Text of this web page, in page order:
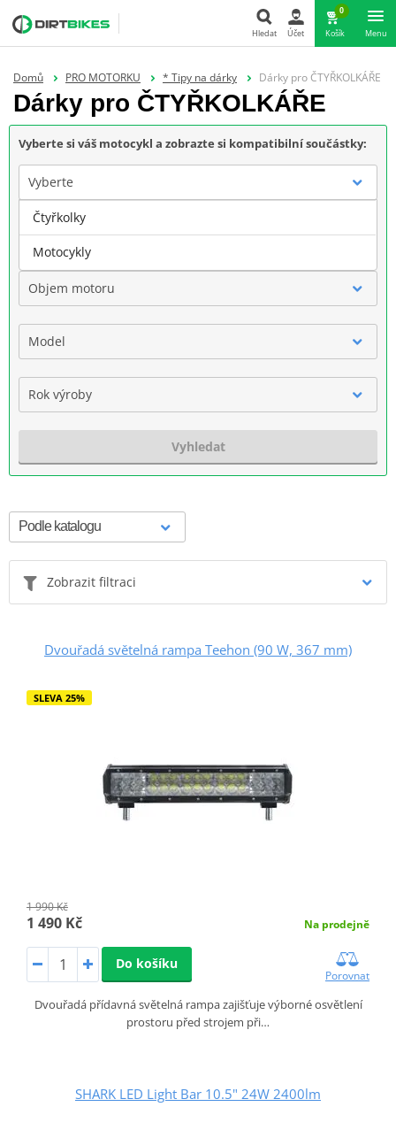
Hledat
Hledat Účet
0
Košík Menu
Domů PRO MOTORKU * Tipy na dárky Dárky pro ČTYŘKOLKÁŘE
Dárky pro ČTYŘKOLKÁŘE
Vyberte si váš motocykl a zobrazte si kompatibilní součástky:
Vyberte
Značka
Objem motoru
Model
Rok výroby
Vyhledat
Zobrazit filtraci
Dvouřadá světelná rampa Teehon (90 W, 367 mm)
SLEVA 25%
1 990 Kč
1 490 Kč Na prodejně
Do košíku
Porovnat
Dvouřadá přídavná světelná rampa zajišťuje výborné osvětlení
prostoru před strojem při…
SHARK LED Light Bar 10.5" 24W 2400lm
Čtyřkolky
Motocykly